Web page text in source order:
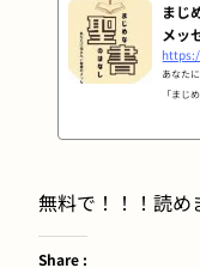
まじ
メッ
あなた
「まじ
無料で！！！読め
Share :